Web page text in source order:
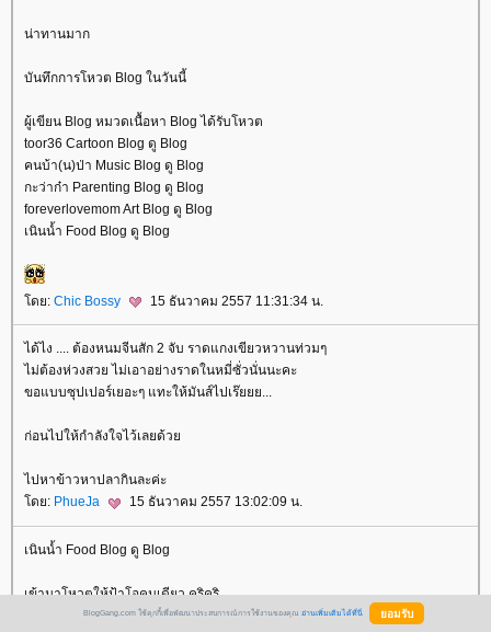
น่าทานมาก
บันทึกการโหวต Blog ในวันนี้
ผู้เขียน Blog หมวดเนื้อหา Blog ได้รับโหวต
toor36 Cartoon Blog ดู Blog
คนบ้า(น)ป่า Music Blog ดู Blog
กะว่าก๋า Parenting Blog ดู Blog
foreverlovemom Art Blog ดู Blog
เนินน้ำ Food Blog ดู Blog
ดย: Chic Bossy 15 ธันวาคม 2557 11:31:34 น.
ได้ไง .... ต้องหนมจีนสัก 2 จับ ราดแกงเขียวหวานท่วมๆ
ไม่ต้องห่วงสวย ไม่เอาอย่างราดในหมี่ซั่วนั่นนะคะ
ขอแบบซุปเปอร์เยอะๆ แทะให้มันส์ไปเร๊ยยย...
ก่อนไปให้กำลังใจไว้เลยด้ว
ไปหาข้าวหาปลากินละค่ะ
ดย: PhueJa 15 ธันวาคม 2557 13:02:09 น.
เนินน้ำ Food Blog ดู Blog
เข้ามาโหวตให้ป้าโอคนเดียว คริคริ
BlogGang.com ใช้คุกกี้เพื่อพัฒนาประสบการณ์การใช้งานของคุณ อ่านเพิ่มเติมได้ที่นี่